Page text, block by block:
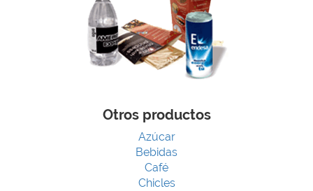
Otros productos
Azúcar
Bebidas
Café
Chicles